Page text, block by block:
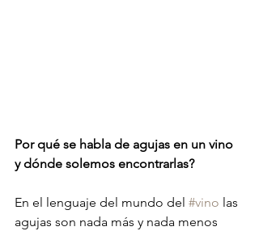
Por qué se habla de agujas en un vino
y dónde solemos encontrarlas?
En el lenguaje del mundo del #vino las
agujas son nada más y nada menos